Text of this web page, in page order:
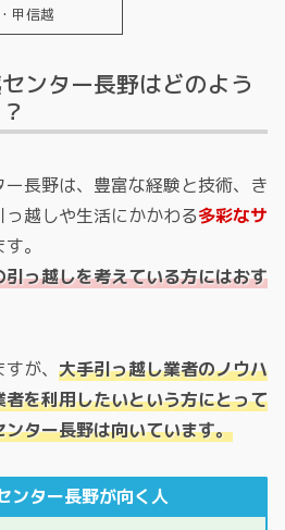
甲信越
ンター長野はどのよう
長野は、豊富な経験と技術、き
越しや生活にかかわる多彩なサ
。
引っ越しを考えている方にはおす
が、 大手引っ越し業者のノウハ
を利用したいという方にとって
ター長野は向いています。
ンター長野が向く人